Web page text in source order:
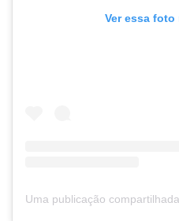
Ver essa